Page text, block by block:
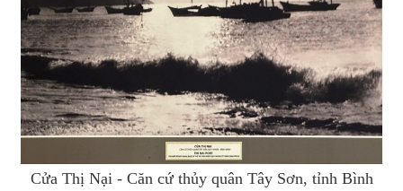
Cửa Thị Nại - Căn cứ thủy quân Tây Sơn, tỉnh Bình